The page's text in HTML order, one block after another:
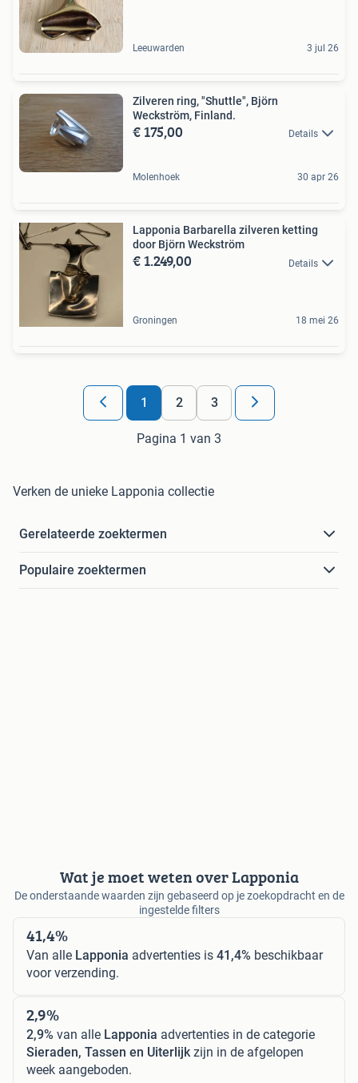
Leeuwarden 3 jul 26
Zilveren ring, "Shuttle", Björn
Weckström, Finland.
€ 175,00 Details
Molenhoek 30 apr 26
Lapponia Barbarella zilveren ketting
door Björn Weckström
€ 1.249,00 Details
Groningen 18 mei 26
1 2 3
Pagina 1 van 3
Verken de unieke Lapponia collectie
Gerelateerde zoektermen
Populaire zoektermen
Wat je moet weten over Lapponia
De onderstaande waarden zijn gebaseerd op je zoekopdracht en de
ingestelde filters
41,4%
Van alle Lapponia advertenties is 41,4% beschikbaar
voor verzending.
2,9%
2,9% van alle Lapponia advertenties in de categorie
Sieraden, Tassen en Uiterlijkzijn in de afgelopen
week aangeboden.